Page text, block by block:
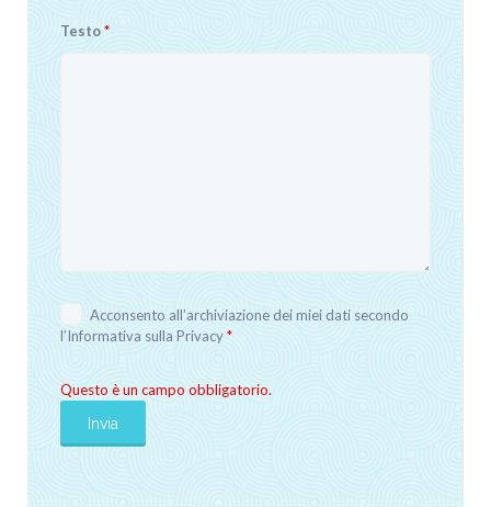
Testo*
Acconsento all’archiviazione dei miei dati secondo
l’Informativa sulla Privacy*
Questo è un campo obbligatorio.